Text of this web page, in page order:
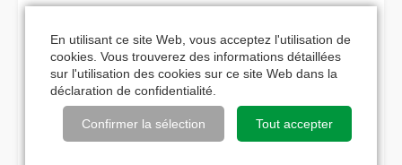
ACCESSOIRES ADAPTÉS
frein arrière
302,52€
En utilisant ce site Web, vous acceptez l'utilisation de
cookies. Vous trouverez des informations détaillées
sur l'utilisation des cookies sur ce site Web dans la
déclaration de confidentialité
Confirmer la sélection Tout accepter